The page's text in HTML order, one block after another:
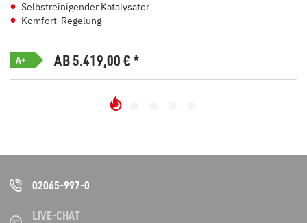
Selbstreinigender Katalysator
Komfort-Regelung
A+ AB 5.419,00€*
02065-997-0
LIVE-CHAT